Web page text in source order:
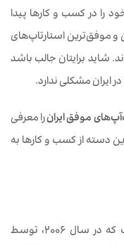
را در کسب و کارها پیدا
و موفق‌ترین استارتاپ‌های
شاید برایتان جالب باشد
ایران مشکلی ندارد.
موفق ایرانرا معرفی
دسته از کسب و کارها به
دیجی کالا یک فروشگاه اینترنتی آنلاین است که در سال 2006، توسط